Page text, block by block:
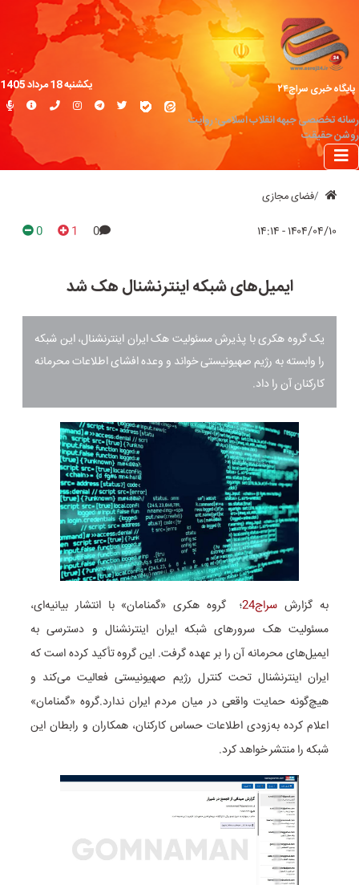
پایگاه خبری سراج۲۴
رسانه تخصصی جبهه انقلاب اسلامی؛ روایت
روشن حقیقت
یکشنبه 18 مرداد 1405
فضای مجازی
۱۴۰۴/۰۴/۱۰ - ۱۴:۱۴ 0
1
0
ایمیل‌های شبکه اینترنشنال هک شد
یک گروه هکری با پذیرش مسئولیت هک ایران اینترنشنال، این شبکه
را وابسته به رژیم صهیونیستی خواند و وعده افشای اطلاعات محرمانه
کارکنان آن را داد.
به گزارش سراج24 ؛گروه هکری «گمنامان» با انتشار بیانیه‌ای،
مسئولیت هک سرورهای شبکه ایران اینترنشنال و دسترسی به
ایمیل‌های محرمانه آن را بر عهده گرفت. این گروه تأکید کرده است که
ایران اینترنشنال تحت کنترل رژیم صهیونیستی فعالیت می‌کند و
هیچ‌گونه حمایت واقعی در میان مردم ایران ندارد.گروه «گمنامان»
اعلام کرده به‌زودی اطلاعات حساس کارکنان، همکاران و رابطان این
شبکه را منتشر خواهد کرد.